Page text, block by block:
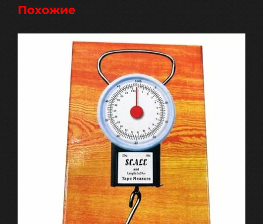
Похожие